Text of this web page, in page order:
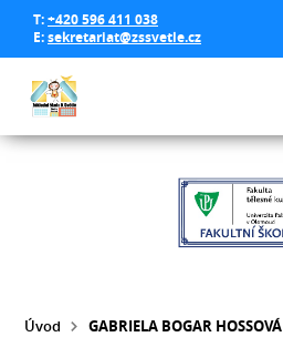
T:+420 596 411 038
E:sekretariat@zssvetle.cz
Úvod GABRIELA BOGAR HOSSOVÁ